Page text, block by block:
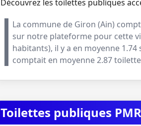
Découvrez les toilettes publiques
La commune de Giron (Ain)
sur notre plateforme pour cette
habitants), il y a en moyenne 1.74
comptait en moyenne2.87
Toilettes publiques